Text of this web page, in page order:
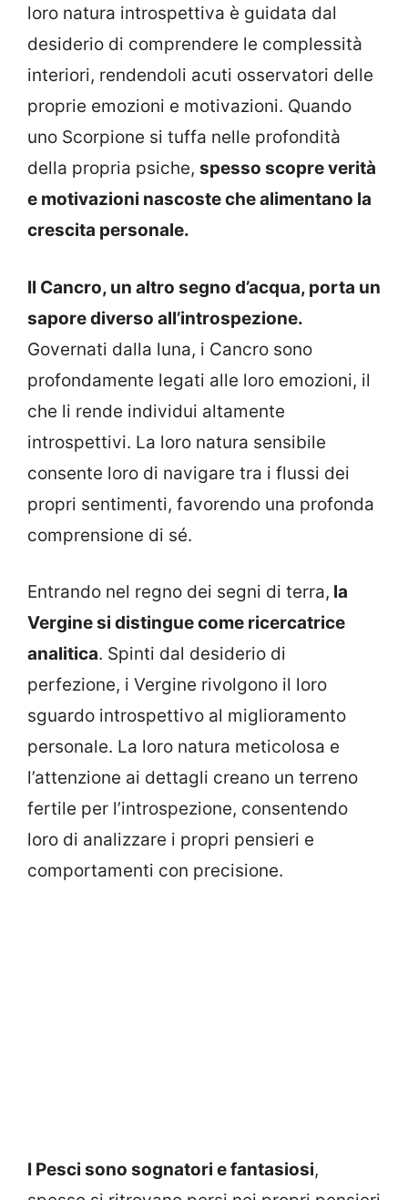
loro natura introspettiva è guidata dal
desiderio di comprendere le complessità
interiori, rendendoli acuti osservatori delle
proprie emozioni e motivazioni. Quando
uno Scorpione si tuffa nelle profondità
della propria psiche, spesso scopre verità
e motivazioni nascoste che alimentano la
crescita personale.
Il Cancro, un altro segno d’acqua, porta un
sapore diverso all’introspezione.
Governati dalla luna, i Cancro sono
profondamente legati alle loro emozioni, il
che li rende individui altamente
introspettivi. La loro natura sensibile
consente loro di navigare tra i flussi dei
propri sentimenti, favorendo una profonda
comprensione di sé.
Entrando nel regno dei segni di terra, la
Vergine si distingue come ricercatrice
analitica. Spinti dal desiderio di
perfezione, i Vergine rivolgono il loro
sguardo introspettivo al miglioramento
personale. La loro natura meticolosa e
l’attenzione ai dettagli creano un terreno
fertile per l’introspezione, consentendo
loro di analizzare i propri pensieri e
comportamenti con precisione.
I Pesci sono sognatori e fantasiosi,